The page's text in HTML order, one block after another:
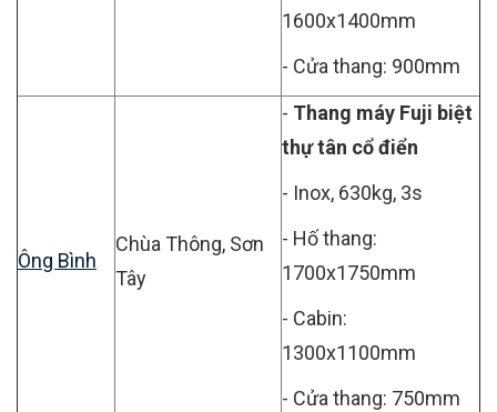
1600x1400mm
- Cửa thang: 900mm
Ông Bình
Chùa Thông, Sơn
Tây
- Thang máy Fuji biệt
thự tân cổ điển
- Inox, 630kg, 3s
- Hố thang:
1700x1750mm
- Cabin:
1300x1100mm
- Cửa thang: 750mm